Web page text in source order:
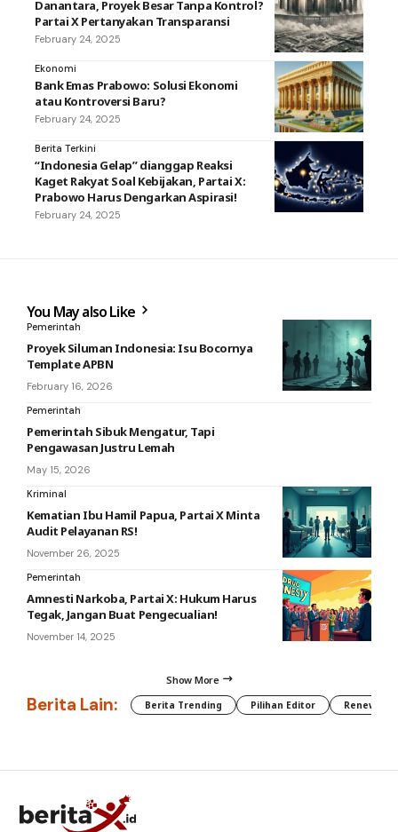
Danantara, Proyek Besar Tanpa Kontrol?
Partai X Pertanyakan Transparansi
February 24, 2025
Ekonomi
Bank Emas Prabowo: Solusi Ekonomi
atau Kontroversi Baru?
February 24, 2025
Berita Terkini
“Indonesia Gelap” dianggap Reaksi
Kaget Rakyat Soal Kebijakan, Partai X:
Prabowo Harus Dengarkan Aspirasi!
February 24, 2025
You May also Like
Pemerintah
Proyek Siluman Indonesia: Isu Bocornya
Template APBN
February 16, 2026
Pemerintah
Pemerintah Sibuk Mengatur, Tapi
Pengawasan Justru Lemah
May 15, 2026
Kriminal
Kematian Ibu Hamil Papua, Partai X Minta
Audit Pelayanan RS!
November 26, 2025
Pemerintah
Amnesti Narkoba, Partai X: Hukum Harus
Tegak, Jangan Buat Pengecualian!
November 14, 2025
Show More
Berita Lain: Berita Trending Pilihan Editor